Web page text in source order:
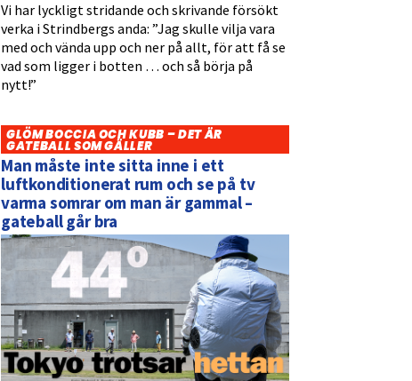
Vi har lyckligt stridande och skrivande försökt
verka i Strindbergs anda: ”Jag skulle vilja vara
med och vända upp och ner på allt, för att få se
vad som ligger i botten … och så börja på
nytt!”
GLÖM BOCCIA OCH KUBB – DET ÄR
GATEBALL SOM GÄLLER
Man måste inte sitta inne i ett
luftkonditionerat rum och se på tv
varma somrar om man är gammal –
gateball går bra